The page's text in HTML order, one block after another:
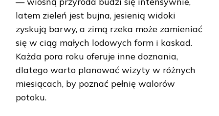
latem zieleń jest bujna, jesienią widoki
zyskują barwy, a zimą rzeka może zamieniać
się w ciąg małych lodowych form i kaskad.
Każda pora roku oferuje inne doznania,
dlatego warto planować wizyty w różnych
miesiącach, by poznać pełnię walorów
potoku.